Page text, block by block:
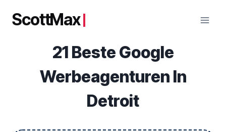
InhaltScottMax
21 Beste Google
Werbeagenturen In
Detroit